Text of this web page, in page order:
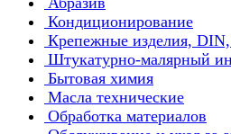
Кондиционирование
Крепежные изделия,
Штукатурно-малярный
Бытовая химия
Масла технические
Обработка материалов